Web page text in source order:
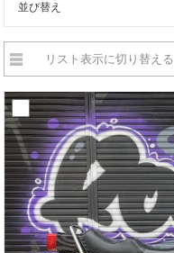
並び替え
リスト表示に切り替える